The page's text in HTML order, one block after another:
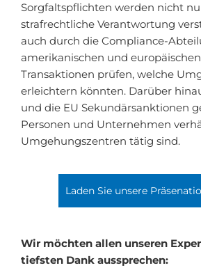
Sorgfaltspflichten werden nicht
strafrechtliche Verantwortung
auch durch die Compliance-
amerikanischen und
Transaktionen prüfen, welche
erleichtern könnten. Darüber
und die EU Sekundärsanktionen
Personen und Unternehmen
Umgehungszentren tätig sind.
Laden Sie unsere
Wir möchten allen unseren
tiefsten Dank aussprechen: